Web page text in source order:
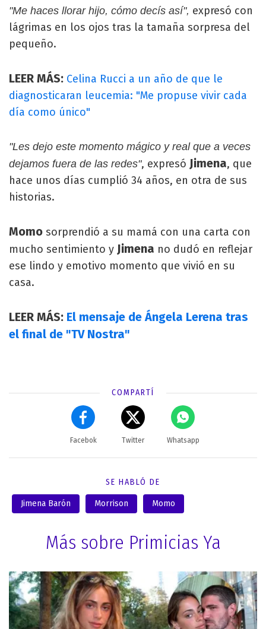
"Me haces llorar hijo, cómo decís así", expresó con
lágrimas en los ojos tras la tamaña sorpresa del
pequeño.
LEER MÁS: Celina Rucci a un año de que le
diagnosticaran leucemia: "Me propuse vivir cada
día como único"
"Les dejo este momento mágico y real que a veces
dejamos fuera de las redes", expresó Jimena, que
hace unos días cumplió 34 años, en otra de sus
historias.
Momo sorprendió a su mamá con una carta con
mucho sentimiento y Jimena no dudó en reflejar
ese lindo y emotivo momento que vivió en su
casa.
LEER MÁS: El mensaje de Ángela Lerena tras
el final de "TV Nostra"
COMPARTÍ
Facebok Twitter Whatsapp
SE HABLÓ DE
Jimena Barón Morrison Momo
Más sobre Primicias Ya